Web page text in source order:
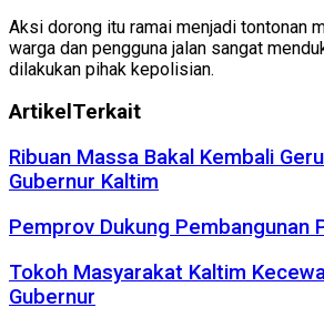
Aksi dorong itu ramai menjadi tontonan
warga dan pengguna jalan sangat
dilakukan pihak kepolisian.
Artikel Terkait
Ribuan Massa Bakal Kembali
Gubernur Kaltim
Pemprov Dukung Pembangunan
Tokoh Masyarakat Kaltim
Gubernur